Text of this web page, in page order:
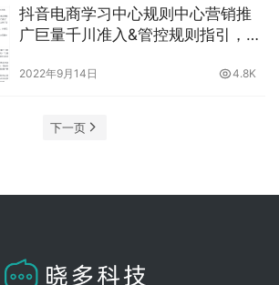
抖音电商学习中心规则中心营销推
广巨量千川准入&管控规则指引，准
2022年9月14日 4.8K
下一页